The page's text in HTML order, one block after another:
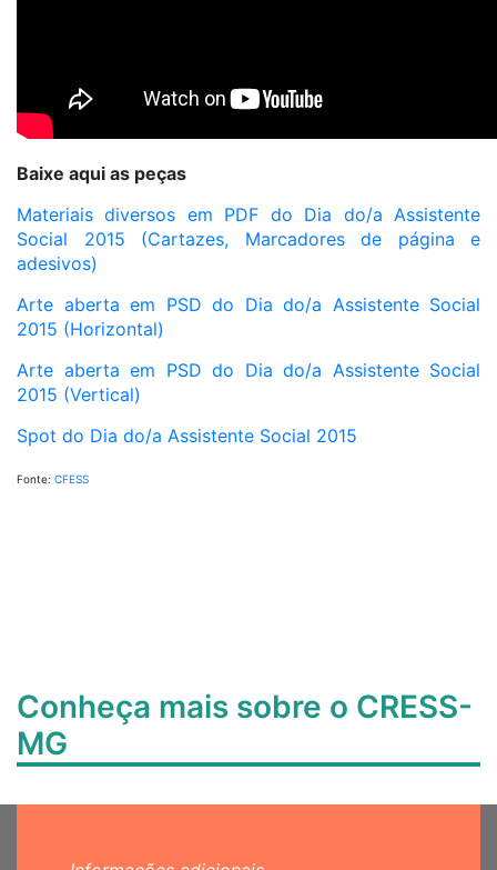
Baixe aqui as peças
Materiais diversos em PDF do Dia do/a Assistente
Social 2015 (Cartazes, Marcadores de página e
adesivos)
Arte aberta em PSD do Dia do/a Assistente Social
2015 (Horizontal)
Arte aberta em PSD do Dia do/a Assistente Social
2015 (Vertical)
Spot do Dia do/a Assistente Social 2015
Fonte: CFESS
Conheça mais sobre o CRESS-
MG